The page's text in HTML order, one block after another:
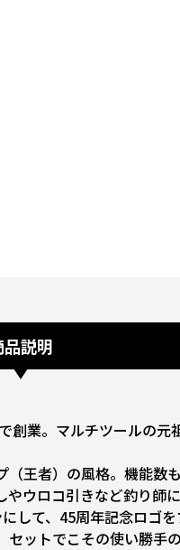
品説明
業。マルチツールの
王者）の風格。機能数
ウロコ引きなど釣り師
して、45周年記念ロゴ
ットでこその使い勝手